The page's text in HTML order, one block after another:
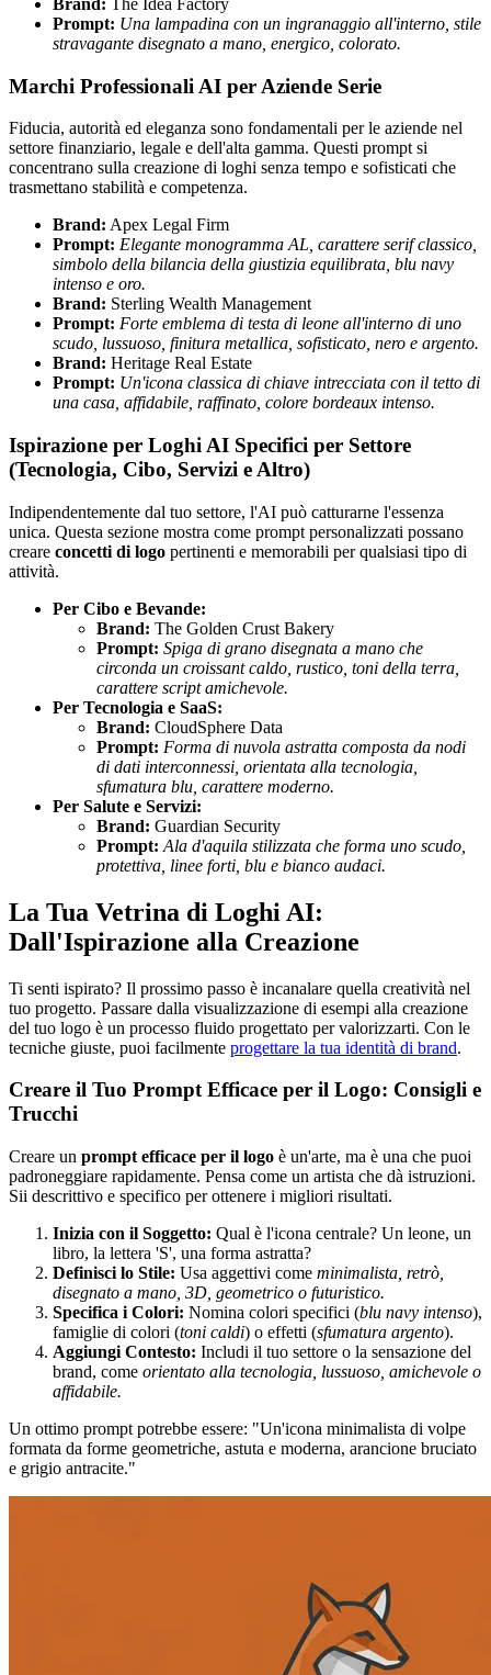
Prompt: Una lampadina con un ingranaggio all'interno, stile
stravagante disegnato a mano, energico, colorato.
Marchi Professionali AI per Aziende Serie
Fiducia, autorità ed eleganza sono fondamentali per le aziende nel
settore finanziario, legale e dell'alta gamma. Questi prompt si
concentrano sulla creazione di loghi senza tempo e sofisticati che
trasmettano stabilità e competenza.
Brand: Apex Legal Firm
Prompt: Elegante monogramma AL, carattere serif classico,
simbolo della bilancia della giustizia equilibrata, blu navy
intenso e oro.
Brand: Sterling Wealth Management
Prompt: Forte emblema di testa di leone all'interno di uno
scudo, lussuoso, finitura metallica, sofisticato, nero e argento.
Brand: Heritage Real Estate
Prompt: Un'icona classica di chiave intrecciata con il tetto di
una casa, affidabile, raffinato, colore bordeaux intenso.
Ispirazione per Loghi AI Specifici per Settore
(Tecnologia, Cibo, Servizi e Altro)
Indipendentemente dal tuo settore, l'AI può catturarne l'essenza
unica. Questa sezione mostra come prompt personalizzati possano
creare concetti di logo pertinenti e memorabili per qualsiasi tipo di
attività.
Per Cibo e Bevande:
Brand: The Golden Crust Bakery
Prompt: Spiga di grano disegnata a mano che
circonda un croissant caldo, rustico, toni della terra,
carattere script amichevole.
Per Tecnologia e SaaS:
Brand: CloudSphere Data
Prompt: Forma di nuvola astratta composta da nodi
di dati interconnessi, orientata alla tecnologia,
sfumatura blu, carattere moderno.
Per Salute e Servizi:
Brand: Guardian Security
Prompt: Ala d'aquila stilizzata che forma uno scudo,
protettiva, linee forti, blu e bianco audaci.
La Tua Vetrina di Loghi AI:
Dall'Ispirazione alla Creazione
Ti senti ispirato? Il prossimo passo è incanalare quella creatività nel
tuo progetto. Passare dalla visualizzazione di esempi alla creazione
del tuo logo è un processo fluido progettato per valorizzarti. Con le
tecniche giuste, puoi facilmente progettare la tua identità di brand.
Creare il Tuo Prompt Efficace per il Logo: Consigli e
Trucchi
Creare un prompt efficace per il logo è un'arte, ma è una che puoi
padroneggiare rapidamente. Pensa come un artista che dà istruzioni.
Sii descrittivo e specifico per ottenere i migliori risultati.
Inizia con il Soggetto: Qual è l'icona centrale? Un leone, un
libro, la lettera 'S', una forma astratta?
Definisci lo Stile: Usa aggettivi come minimalista, retrò,
disegnato a mano, 3D, geometrico o futuristico.
Specifica i Colori: Nomina colori specifici (blu navy intenso),
famiglie di colori (toni caldi) o effetti (sfumatura argento).
Aggiungi Contesto: Includi il tuo settore o la sensazione del
brand, come orientato alla tecnologia, lussuoso, amichevole o
affidabile.
Un ottimo prompt potrebbe essere: "Un'icona minimalista di volpe
formata da forme geometriche, astuta e moderna, arancione bruciato
e grigio antracite."